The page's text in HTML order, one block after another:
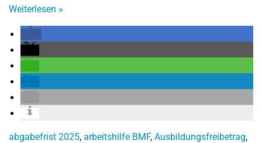
Weiterlesen »
abgabefrist 2025, arbeitshilfe BMF, Ausbildungsfreibetrag,